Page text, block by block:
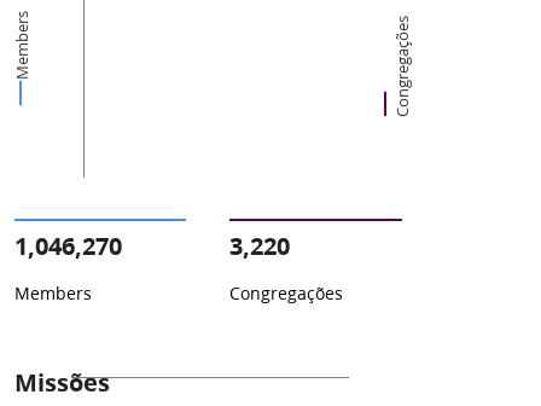
Members Congregações
1,046,270
Members
3,220
Congregações
Missões